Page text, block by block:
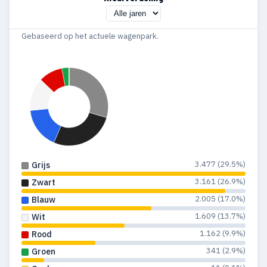
Gebaseerd op het actuele wagenpark.
Grijs 3.477 (29.5%)
Zwart 3.161 (26.9%)
Blauw 2.005 (17.0%)
Wit 1.609 (13.7%)
Rood 1.162 (9.9%)
Groen 341 (2.9%)